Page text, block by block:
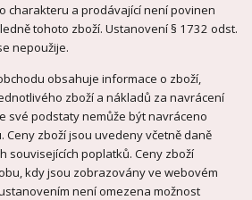
charakteru a prodávající není povinen
tohoto zboží. Ustanovení § 1732 odst.
nepoužije.
obsahuje informace o zboží,
zboží a nákladů za navrácení
své podstaty nemůže být navráceno
Ceny zboží jsou uvedeny včetně daně
souvisejících poplatků. Ceny zboží
kdy jsou zobrazovány ve webovém
není omezena možnost